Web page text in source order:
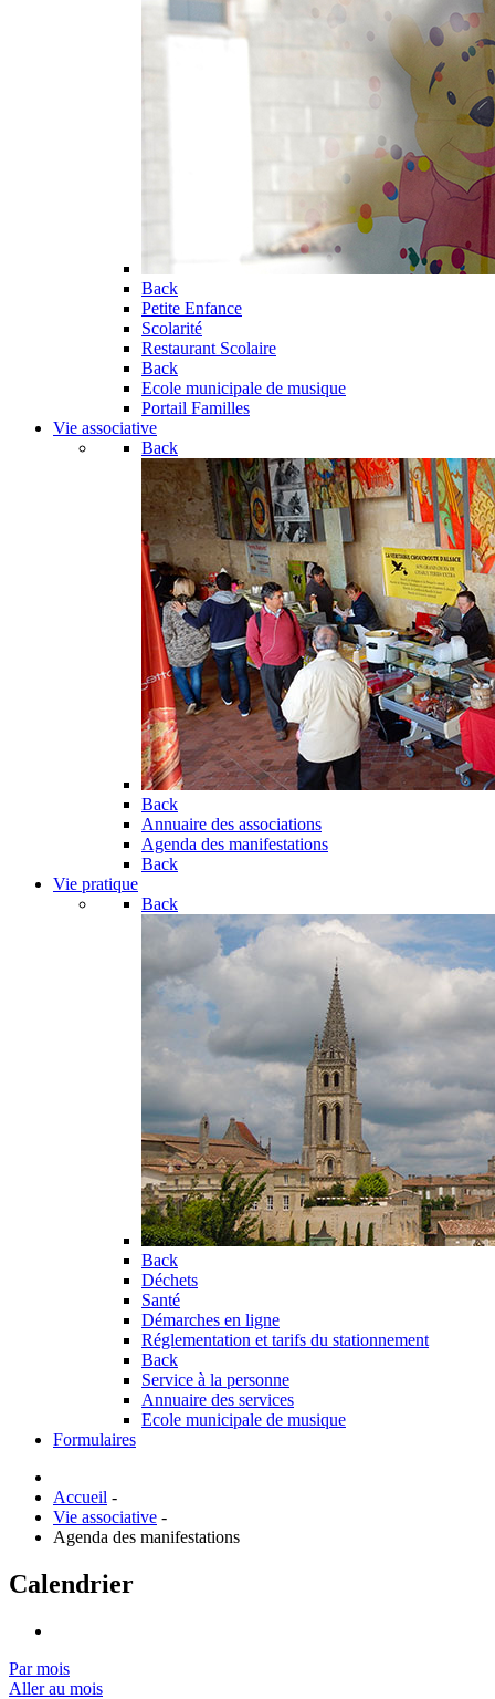
Back
Petite Enfance
Scolarité
Restaurant Scolaire
Back
Ecole municipale de musique
Portail Familles
Vie associative
Back
Back
Annuaire des associations
Agenda des manifestations
Back
Vie pratique
Back
Back
Déchets
Santé
Démarches en ligne
Réglementation et tarifs du stationnement
Back
Service à la personne
Annuaire des services
Ecole municipale de musique
Formulaires
Accueil -
Vie associative -
Agenda des manifestations
Calendrier
Par mois
Aller au mois